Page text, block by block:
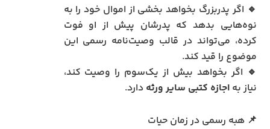
🔹 اگر پدربزرگ بخواهد بخشی از اموال خود را به
نوه‌هایی بدهد که پدرشان پیش از او فوت
کرده، می‌تواند در قالب وصیت‌نامه رسمی این
موضوع را قید کند.
🔹 اگر بخواهد بیش از یک‌سوم را وصیت کند،
نیاز بهاجازه کتبی سایر ورثه دارد.
📌 هبه رسمی در زمان حیات